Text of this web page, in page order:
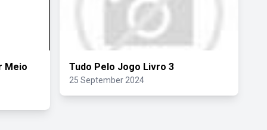
Meio
Tudo Pelo Jogo Livro 3
25 September 2024